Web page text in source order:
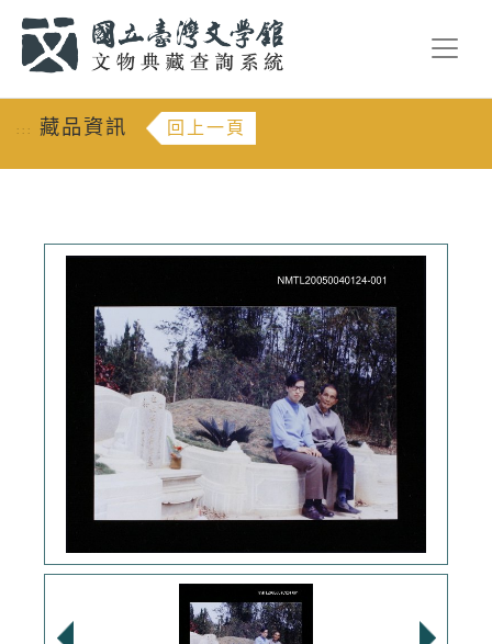
::: 藏品資訊 回上一頁